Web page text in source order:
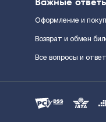
Оформление и
Возврат и обмен
Все вопросы и